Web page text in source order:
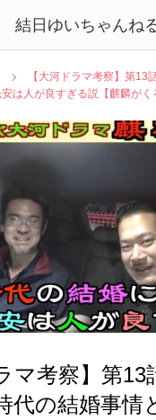
結日ゆいちゃんね
【大河ドラマ考察】第13
は人が良すぎる説【麒麟がく
マ考察】第
代の結婚事情